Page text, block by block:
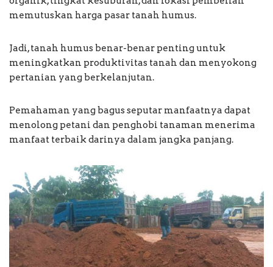
memutuskan harga pasar tanah humus.
Jadi, tanah humus benar-benar penting untuk
meningkatkan produktivitas tanah dan menyokong
pertanian yang berkelanjutan.
Pemahaman yang bagus seputar manfaatnya dapat
menolong petani dan penghobi tanaman menerima
manfaat terbaik darinya dalam jangka panjang.